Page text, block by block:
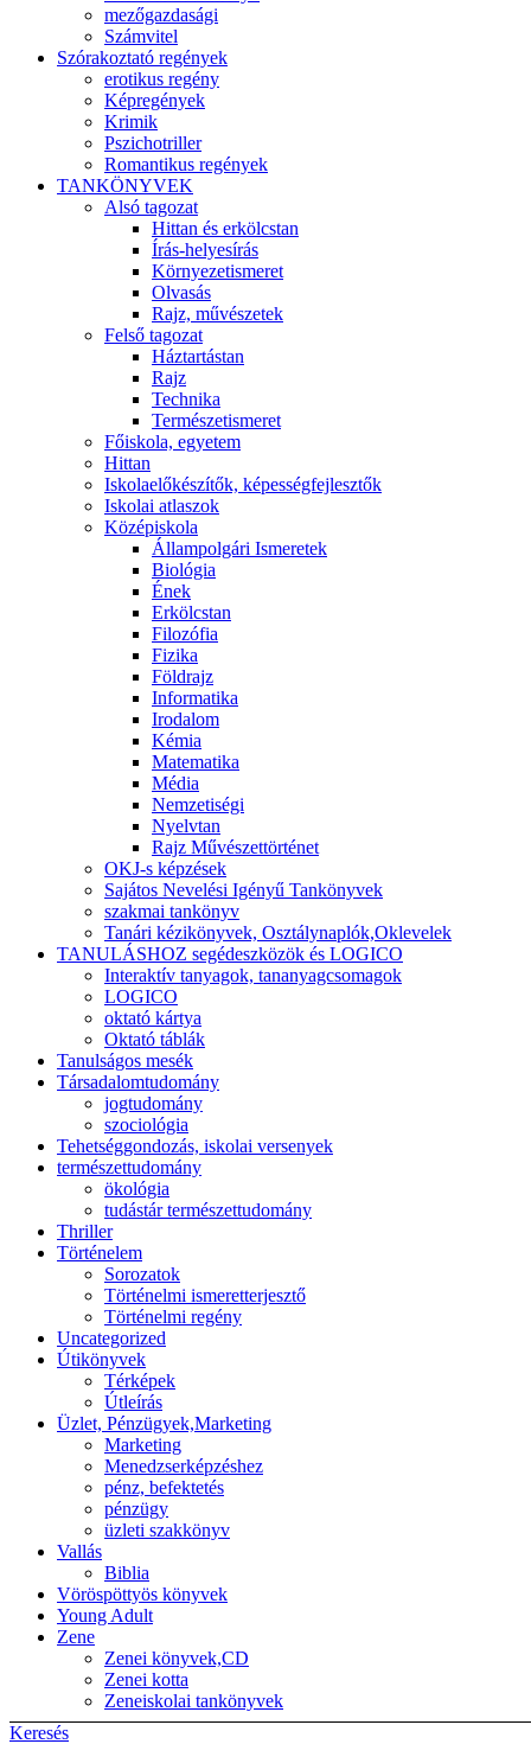
Keresés
mezőgazdasági
Számvitel
Szórakoztató regények
erotikus regény
Képregények
Krimik
Pszichotriller
Romantikus regények
TANKÖNYVEK
Alsó tagozat
Hittan és erkölcstan
Írás-helyesírás
Környezetismeret
Olvasás
Rajz, művészetek
Felső tagozat
Háztartástan
Rajz
Technika
Természetismeret
Főiskola, egyetem
Hittan
Iskolaelőkészítők, képességfejlesztők
Iskolai atlaszok
Középiskola
Állampolgári Ismeretek
Biológia
Ének
Erkölcstan
Filozófia
Fizika
Földrajz
Informatika
Irodalom
Kémia
Matematika
Média
Nemzetiségi
Nyelvtan
Rajz Művészettörténet
OKJ-s képzések
Sajátos Nevelési Igényű Tankönyvek
szakmai tankönyv
Tanári kézikönyvek, Osztálynaplók,Oklevelek
TANULÁSHOZ segédeszközök és LOGICO
Interaktív tanyagok, tananyagcsomagok
LOGICO
oktató kártya
Oktató táblák
Tanulságos mesék
Társadalomtudomány
jogtudomány
szociológia
Tehetséggondozás, iskolai versenyek
természettudomány
ökológia
tudástár természettudomány
Thriller
Történelem
Sorozatok
Történelmi ismeretterjesztő
Történelmi regény
Uncategorized
Útikönyvek
Térképek
Útleírás
Üzlet, Pénzügyek,Marketing
Marketing
Menedzserképzéshez
pénz, befektetés
pénzügy
üzleti szakkönyv
Vallás
Biblia
Vöröspöttyös könyvek
Young Adult
Zene
Zenei könyvek,CD
Zenei kotta
Zeneiskolai tankönyvek